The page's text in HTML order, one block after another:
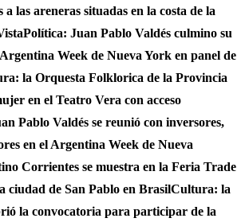
a las areneras situadas en la costa de la
Política: Juan Pablo Valdés culmino su
Week de Nueva York en panel de
la Orquesta Folklorica de la Provincia
en el Teatro Vera con acceso
Pablo Valdés se reunió con inversores,
en el Argentina Week de Nueva
Corrientes se muestra en la Feria Trade
ciudad de San Pablo en BrasilCultura: la
la convocatoria para participar de la